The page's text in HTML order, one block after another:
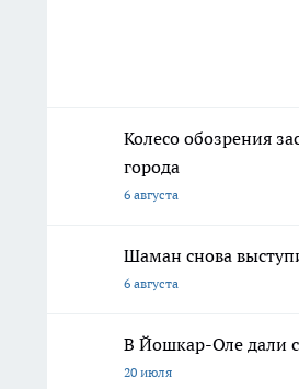
Колесо обозрения
города
6 августа
Шаман снова
6 августа
В Йошкар-Оле дали
20 июля